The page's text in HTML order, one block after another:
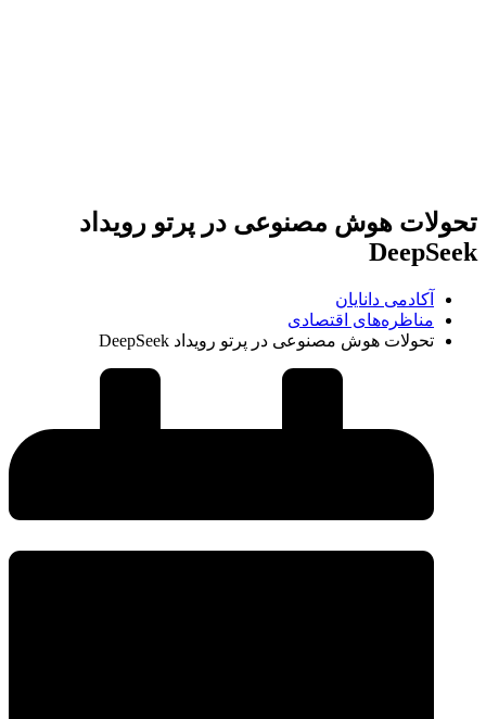
تحولات هوش مصنوعی در پرتو رویداد
DeepSeek
آکادمی دانایان
مناظره‌های اقتصادی
تحولات هوش مصنوعی در پرتو رویداد DeepSeek